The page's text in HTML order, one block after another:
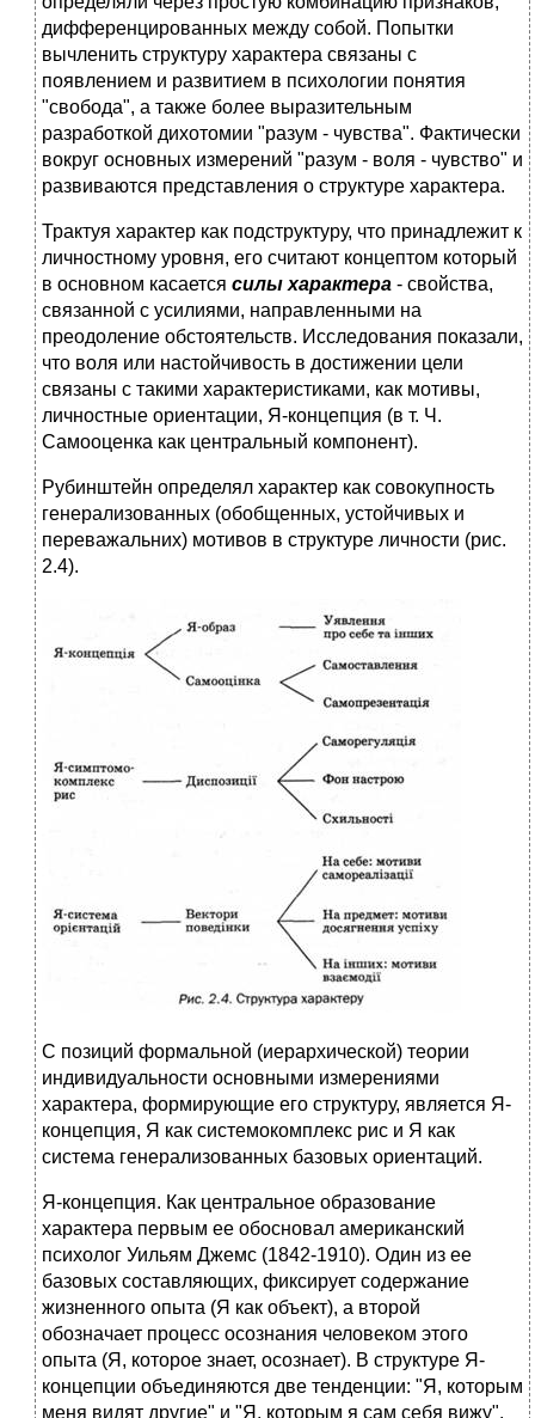
дифференцированных между собой. Попытки
вычленить структуру характера связаны с
появлением и развитием в психологии понятия
"свобода", а также более выразительным
разработкой дихотомии "разум - чувства". Фактически
вокруг основных измерений "разум - воля - чувство" и
развиваются представления о структуре характера.
Трактуя характер как подструктуру, что принадлежит к
личностному уровня, его считают концептом который
в основном касается силы характера - свойства,
связанной с усилиями, направленными на
преодоление обстоятельств. Исследования показали,
что воля или настойчивость в достижении цели
связаны с такими характеристиками, как мотивы,
личностные ориентации, Я-концепция (в т. Ч.
Самооценка как центральный компонент).
Рубинштейн определял характер как совокупность
генерализованных (обобщенных, устойчивых и
переважальних) мотивов в структуре личности (рис.
2.4).
С позиций формальной (иерархической) теории
индивидуальности основными измерениями
характера, формирующие его структуру, является Я-
концепция, Я как системокомплекс рис и Я как
система генерализованных базовых ориентаций.
Я-концепция. Как центральное образование
характера первым ее обосновал американский
психолог Уильям Джемс (1842-1910). Один из ее
базовых составляющих, фиксирует содержание
жизненного опыта (Я как объект), а второй
обозначает процесс осознания человеком этого
опыта (Я, которое знает, осознает). В структуре Я-
концепции объединяются две тенденции: "Я, которым
меня видят другие" и "Я, которым я сам себя вижу".